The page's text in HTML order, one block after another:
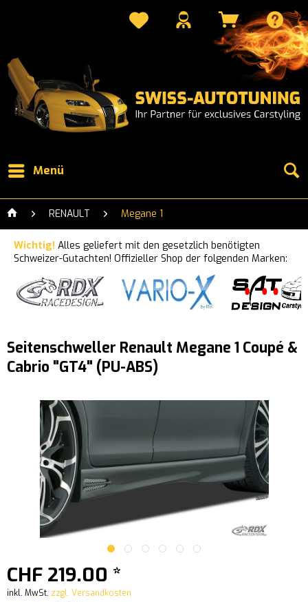
Menü
RENAULT Megane 1
Wichtig! Alles geliefert mit den gesetzlich benötigten
Schweizer-Gutachten! Offizieller Shop der folgenden Marken:
Seitenschweller Renault Megane 1 Coupé &
Cabrio "GT4" (PU-ABS)
CHF 219.00 *
inkl. MwSt. zzgl. Versandkosten